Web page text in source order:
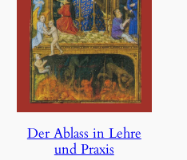
Der Ablass in Lehre
und Praxis